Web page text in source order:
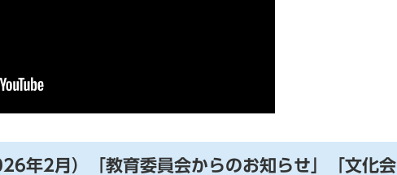
年2月）「教育委員会からのお知らせ」「文化会